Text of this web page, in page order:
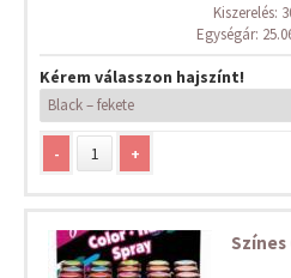
Kiszerelés:
Egységár:
Kérem válasszon hajszínt!
- +
Színes